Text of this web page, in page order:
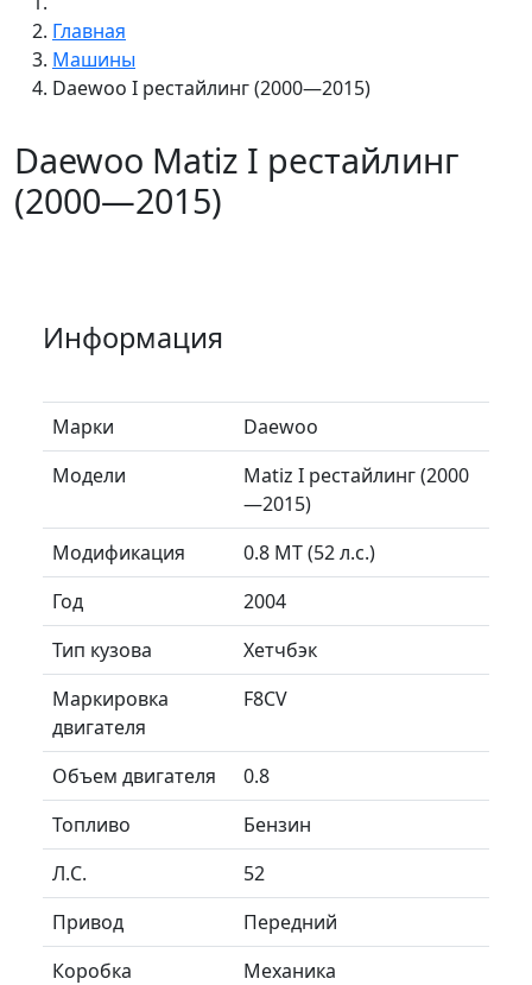
Главная
Машины
Daewoo I рестайлинг (2000—2015)
Daewoo Matiz I рестайлинг
(2000—2015)
Информация
Марки
Daewoo
Модели
Matiz I рестайлинг (2000
—2015)
Модификация
0.8 MT (52 л.с.)
Год
2004
Тип кузова
Хетчбэк
Маркировка
двигателя
F8CV
Объем двигателя
0.8
Топливо
Бензин
Л.C.
52
Привод
Передний
Коробка
Механика